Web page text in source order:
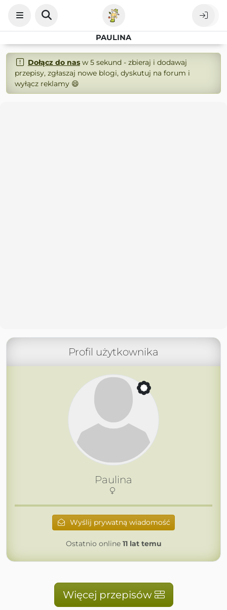
PAULINA
Dołącz do nasw 5 sekund - zbieraj i dodawaj
przepisy, zgłaszaj nowe blogi, dyskutuj na forum i
wyłącz reklamy 😄
Profil użytkownika
Paulina
Wyślij prywatną wiadomość
Ostatnio online 11 lat temu
Więcej przepisów